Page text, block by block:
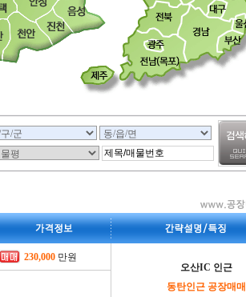
230,000 만원
오산IC 인근
동탄인근 공장매매